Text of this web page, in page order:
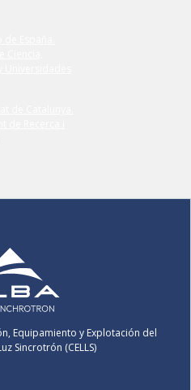
Equipamiento y Explotación del
Sincrotrón (CELLS)